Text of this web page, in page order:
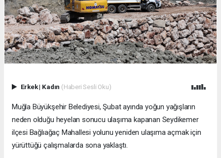
Erkek| Kadın (Haberi Sesli Oku)
Muğla Büyükşehir Belediyesi, Şubat ayında yoğun yağışların
neden olduğu heyelan sonucu ulaşıma kapanan Seydikemer
ilçesi Bağlıağaç Mahallesi yolunu yeniden ulaşıma açmak için
yürüttüğü çalışmalarda sona yaklaştı.